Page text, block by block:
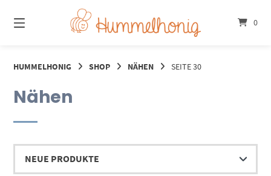
zum
Inhalt
0
HUMMELHONIG SHOP NÄHEN SEITE 30
Nähen